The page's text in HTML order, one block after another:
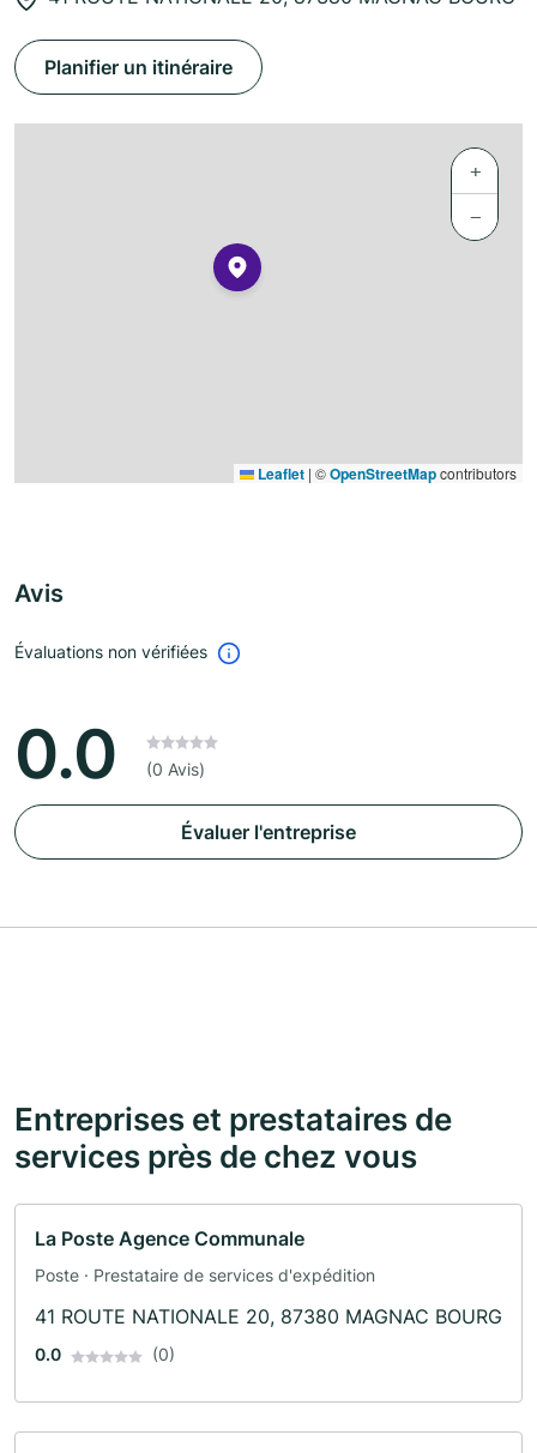
Planifier un itinéraire
+
−
Leaflet | ©OpenStreetMapcontributors
Avis
Évaluations non vérifiées
0.0 (0 Avis)
Évaluer l'entreprise
Entreprises et prestataires de
services près de chez vous
La Poste Agence Communale
Poste · Prestataire de services d'expédition
41 ROUTE NATIONALE 20, 87380 MAGNAC BOURG
0.0 (0)